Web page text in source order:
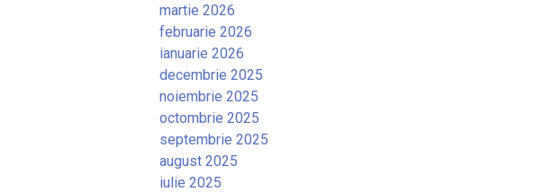
martie 2026
februarie 2026
ianuarie 2026
decembrie 2025
noiembrie 2025
octombrie 2025
septembrie 2025
august 2025
iulie 2025